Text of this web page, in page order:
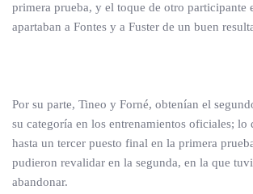
primera prueba, y el toque de otro participante
apartaban a Fontes y a Fuster de un buen
Por su parte, Tineo y Forné, obtenían el
su categoría en los entrenamientos oficiales; lo
hasta un tercer puesto final en la primera
pudieron revalidar en la segunda, en la que
abandonar.